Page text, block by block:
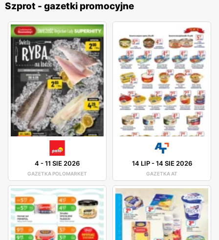
Szprot - gazetki promocyjne
4 -11 SIE 2026
GAZETKA POLOMARKET
14 LIP-14 SIE 2026
GAZETKA AT